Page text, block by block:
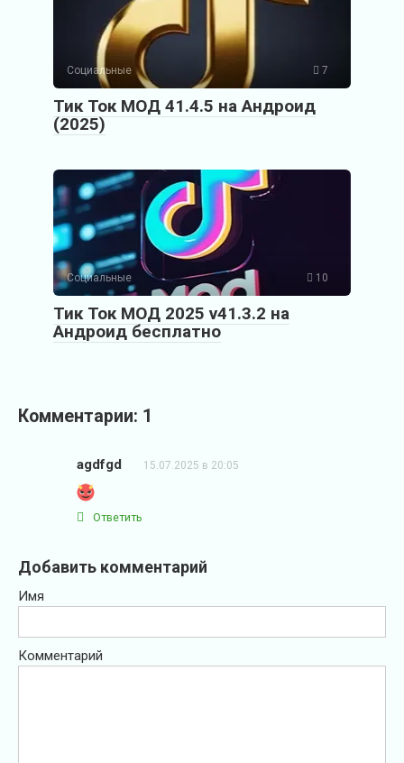
Социальные 7
Тик Ток МОД 41.4.5 на Андроид
(2025)
Социальные 10
Тик Ток МОД 2025 v41.3.2 на
Андроид бесплатно
Комментарии: 1
agdfgd 15.07.2025 в 20:05
Ответить
Добавить комментарий
Имя
Комментарий